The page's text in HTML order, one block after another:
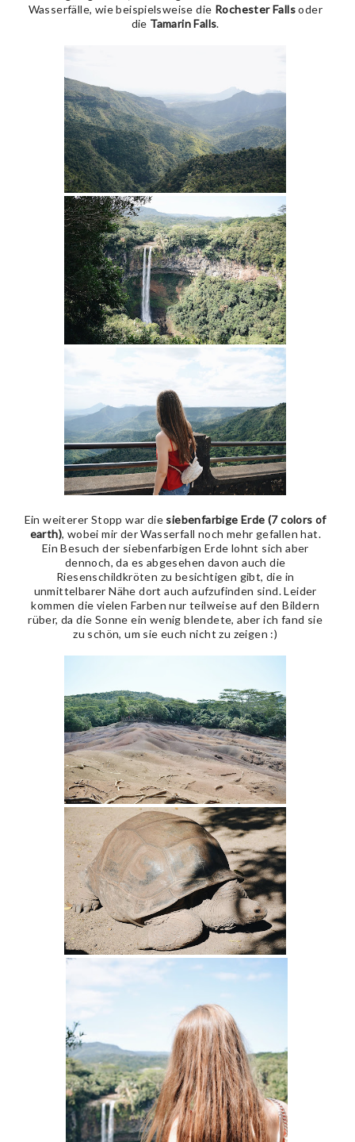
Wasserfälle, wie beispielsweise die Rochester Fallsoder
die Tamarin Falls.
Ein weiterer Stopp war die siebenfarbige Erde (7 colors of
earth), wobei mir der Wasserfall noch mehr gefallen hat.
Ein Besuch der siebenfarbigen Erde lohnt sich aber
dennoch, da es abgesehen davon auch die
Riesenschildkröten zu besichtigen gibt, die in
unmittelbarer Nähe dort auch aufzufinden sind. Leider
kommen die vielen Farben nur teilweise auf den Bildern
rüber, da die Sonne ein wenig blendete, aber ich fand sie
zu schön, um sie euch nicht zu zeigen :)